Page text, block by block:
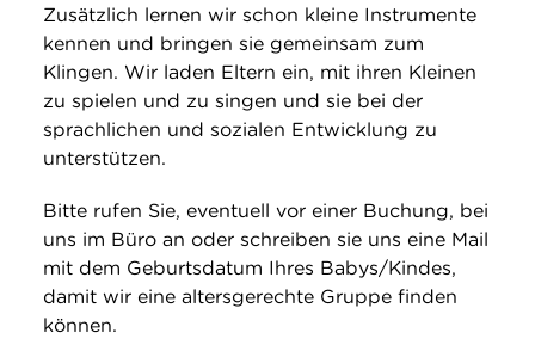
Zusätzlich lernen wir schon kleine Instrumente
kennen und bringen sie gemeinsam zum
Klingen. Wir laden Eltern ein, mit ihren Kleinen
zu spielen und zu singen und sie bei der
sprachlichen und sozialen Entwicklung zu
unterstützen.
Bitte rufen Sie, eventuell vor einer Buchung, bei
uns im Büro an oder schreiben sie uns eine Mail
mit dem Geburtsdatum Ihres Babys/Kindes,
damit wir eine altersgerechte Gruppe finden
können.